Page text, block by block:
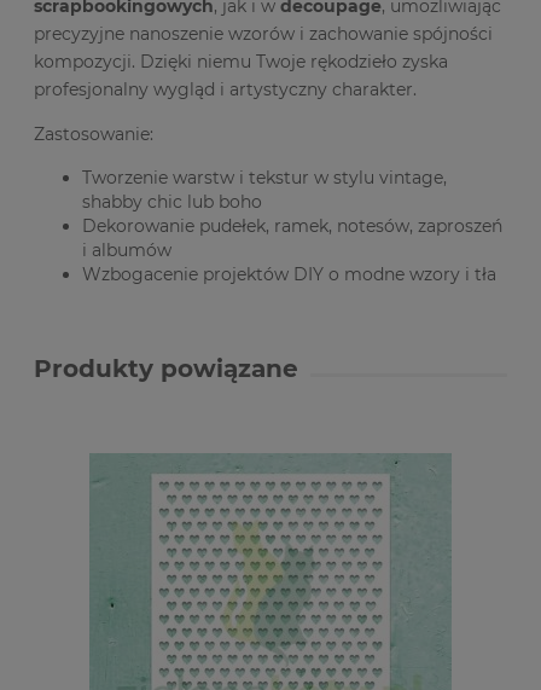
scrapbookingowych, jak i w decoupage, umożliwiając
precyzyjne nanoszenie wzorów i zachowanie spójności
kompozycji. Dzięki niemu Twoje rękodzieło zyska
profesjonalny wygląd i artystyczny charakter.
Zastosowanie:
Tworzenie warstw i tekstur w stylu vintage,
shabby chic lub boho
Dekorowanie pudełek, ramek, notesów, zaproszeń
i albumów
Wzbogacenie projektów DIY o modne wzory i tła
Produkty powiązane